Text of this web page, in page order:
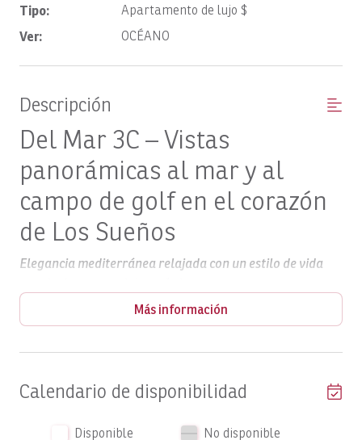
Tipo: Apartamento de lujo $
Ver: OCÉANO
Descripción
Del Mar 3C – Vistas
panorámicas al mar y al
campo de golf en el corazón
de Los Sueños
Elegancia mediterránea relajada con un estilo de vida
La propiedad
Situado en la tercera planta de la prestigiosa
aproximadamente2.000 pies cuadrados de superficie
arquitectura mediterránea con unas vistas
Más información
Calendario de disponibilidad
Disponible
No disponible